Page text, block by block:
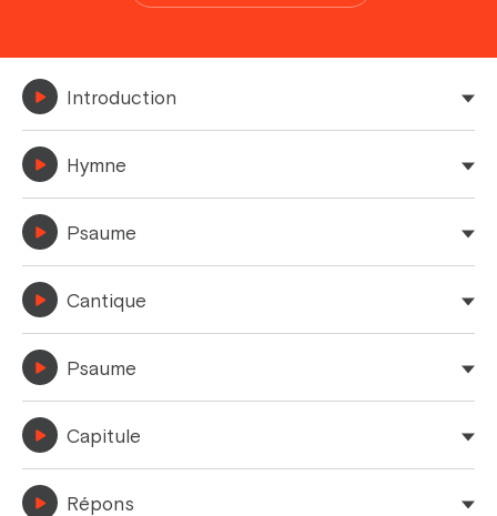
Introduction
Hymne
Psaume
Cantique
Psaume
Capitule
Répons